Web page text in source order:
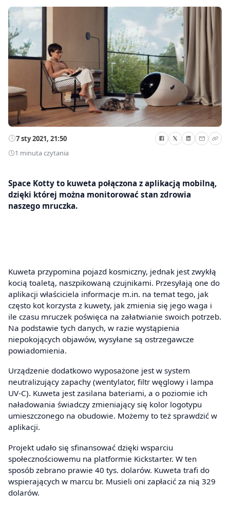
7 sty 2021, 21:50
1 minuta czytania
Space Kotty to kuweta połączona z aplikacją mobilną,
dzięki której można monitorować stan zdrowia
naszego mruczka.
Kuweta przypomina pojazd kosmiczny, jednak jest zwykłą
kocią toaletą, naszpikowaną czujnikami. Przesyłają one do
aplikacji właściciela informacje m.in. na temat tego, jak
często kot korzysta z kuwety, jak zmienia się jego waga i
ile czasu mruczek poświęca na załatwianie swoich potrzeb.
Na podstawie tych danych, w razie wystąpienia
niepokojących objawów, wysyłane są ostrzegawcze
powiadomienia.
Urządzenie dodatkowo wyposażone jest w system
neutralizujący zapachy (wentylator, filtr węglowy i lampa
UV-C). Kuweta jest zasilana bateriami, a o poziomie ich
naładowania świadczy zmieniający się kolor logotypu
umieszczonego na obudowie. Możemy to też sprawdzić w
aplikacji.
Projekt udało się sfinansować dzięki wsparciu
społecznościowemu na platformie Kickstarter. W ten
sposób zebrano prawie 40 tys. dolarów. Kuweta trafi do
wspierających w marcu br. Musieli oni zapłacić za nią 329
dolarów.